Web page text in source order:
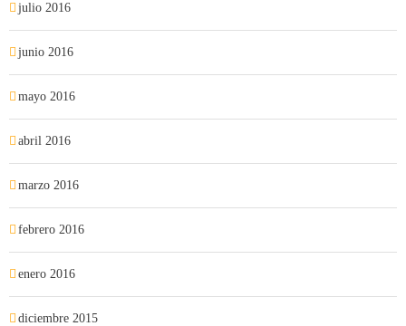
julio 2016
junio 2016
mayo 2016
abril 2016
marzo 2016
febrero 2016
enero 2016
diciembre 2015